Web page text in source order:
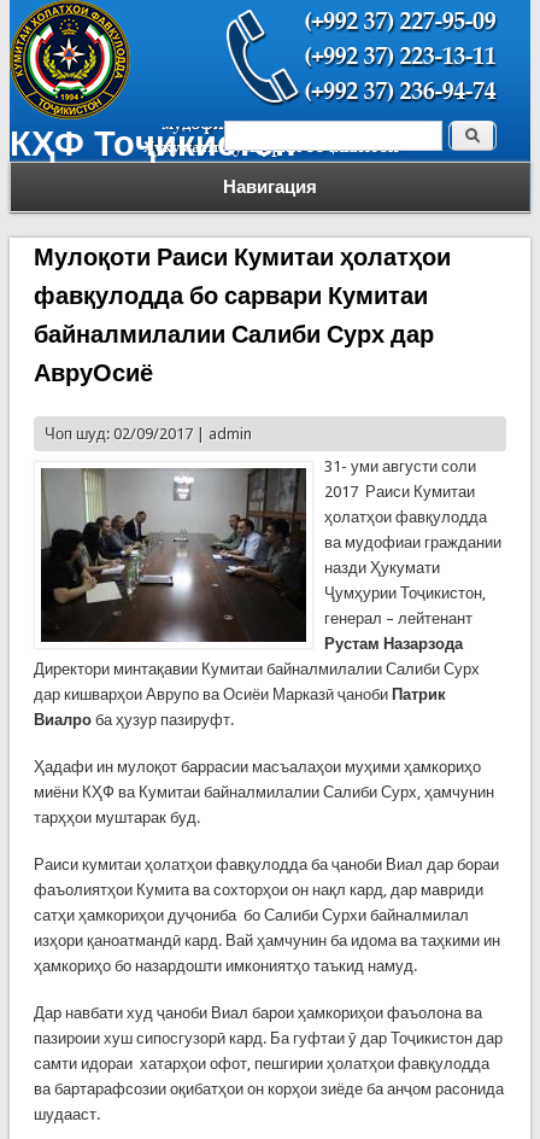
КҲФ Тоҷикистон
Навигация
Форма поиска Поиск
Мулоқоти Раиси Кумитаи ҳолатҳои
фавқулодда бо сарвари Кумитаи
байналмилалии Салиби Сурх дар
АвруОсиё
Чоп шуд: 02/09/2017 | admin
31- уми августи соли
2017 Раиси Кумитаи
ҳолатҳои фавқулодда
ва мудофиаи граждании
назди Ҳукумати
Ҷумҳурии Тоҷикистон,
генерал – лейтенант
Рустам Назарзода
Директори минтақавии Кумитаи байналмилалии Салиби Сурх
дар кишварҳои Аврупо ва Осиёи Марказӣ ҷаноби Патрик
Виалро ба ҳузур пазируфт.
Ҳадафи ин мулоқот баррасии масъалаҳои муҳими ҳамкориҳо
миёни КҲФ ва Кумитаи байналмилалии Салиби Сурх, ҳамчунин
тарҳҳои муштарак буд.
Раиси кумитаи ҳолатҳои фавқулодда ба ҷаноби Виал дар бораи
фаъолиятҳои Кумита ва сохторҳои он нақл кард, дар мавриди
сатҳи ҳамкориҳои дуҷониба бо Салиби Сурхи байналмилал
изҳори қаноатмандӣ кард. Вай ҳамчунин ба идома ва таҳкими ин
ҳамкориҳо бо назардошти имкониятҳо таъкид намуд.
Дар навбати худ ҷаноби Виал барои ҳамкориҳои фаъолона ва
пазироии хуш сипосгузорӣ кард. Ба гуфтаи ӯ дар Тоҷикистон дар
самти идораи хатарҳои офот, пешгирии ҳолатҳои фавқулодда
ва бартарафсозии оқибатҳои он корҳои зиёде ба анҷом расонида
шудааст.